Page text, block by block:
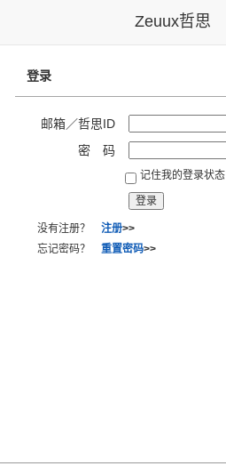
Zeuux哲思
登录
邮箱／哲思ID
密 码
记住我的登录状态
没有注册？ 注册>>
忘记密码？ 重置密码>>